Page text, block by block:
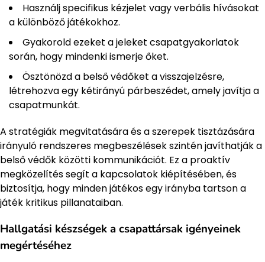
Használj specifikus kézjelet vagy verbális hívásokat
a különböző játékokhoz.
Gyakorold ezeket a jeleket csapatgyakorlatok
során, hogy mindenki ismerje őket.
Ösztönözd a belső védőket a visszajelzésre,
létrehozva egy kétirányú párbeszédet, amely javítja a
csapatmunkát.
A stratégiák megvitatására és a szerepek tisztázására
irányuló rendszeres megbeszélések szintén javíthatják a
belső védők közötti kommunikációt. Ez a proaktív
megközelítés segít a kapcsolatok kiépítésében, és
biztosítja, hogy minden játékos egy irányba tartson a
játék kritikus pillanataiban.
Hallgatási készségek a csapattársak igényeinek
megértéséhez